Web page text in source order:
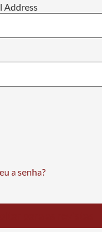
Address
a senha?